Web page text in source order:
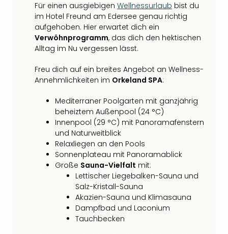
Für einen ausgiebigen Wellnessurlaub bist du
im Hotel Freund am Edersee genau richtig
aufgehoben. Hier erwartet dich ein
Verwöhnprogramm, das dich den hektischen
Alltag im Nu vergessen lässt.
Freu dich auf ein breites Angebot an Wellness-
Annehmlichkeiten im Orkeland SPA:
Mediterraner Poolgarten mit ganzjährig
beheiztem Außenpool (24 °C)
Innenpool (29 °C) mit Panoramafenstern
und Naturweitblick
Relaxliegen an den Pools
Sonnenplateau mit Panoramablick
Große Sauna-Vielfalt mit:
Lettischer Liegebalken-Sauna und
Salz-Kristall-Sauna
Akazien-Sauna und Klimasauna
Dampfbad und Laconium
Tauchbecken